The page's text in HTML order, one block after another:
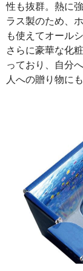
性も抜群。熱に
ラス製のため、
も使えてオール
さらに豪華な化
っており、自分
人への贈り物に